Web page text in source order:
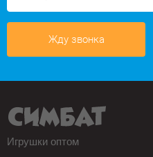
Жду звонка
Игрушки оптом